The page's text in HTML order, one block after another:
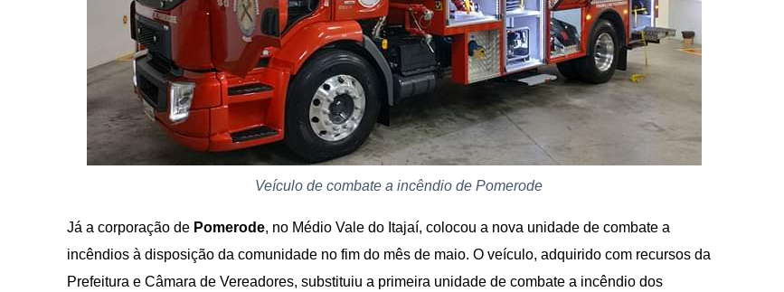
Veículo de combate a incêndio de Pomerode
Já a corporação de Pomerode, no Médio Vale do Itajaí, colocou a nova unidade de combate a
incêndios à disposição da comunidade no fim do mês de maio. O veículo, adquirido com recursos da
Prefeitura e Câmara de Vereadores, substituiu a primeira unidade de combate a incêndio dos